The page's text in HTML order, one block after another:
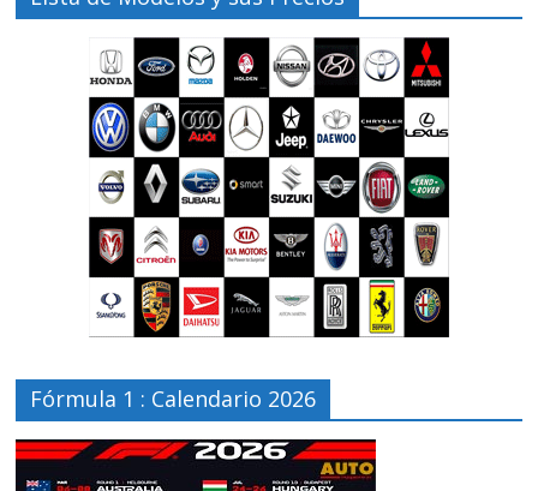
Fórmula 1 : Calendario 2026